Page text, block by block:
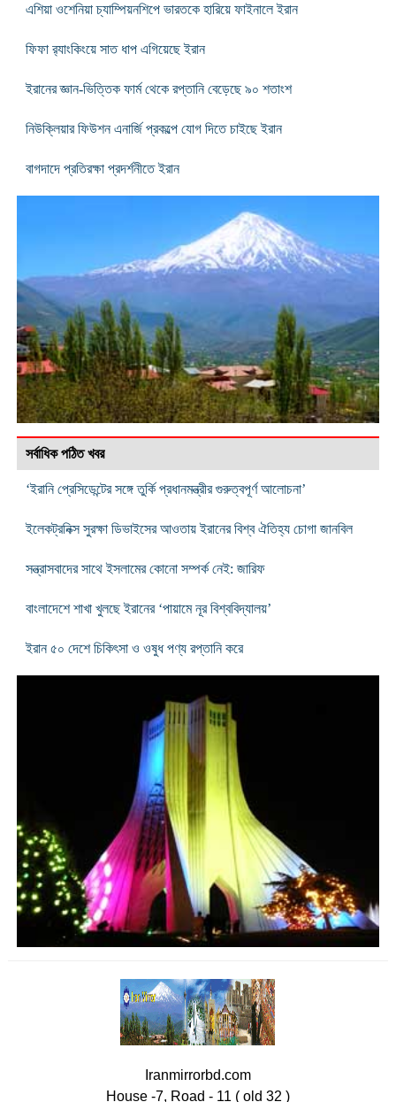
এশিয়া ওশেনিয়া চ্যাম্পিয়নশিপে ভারতকে হারিয়ে ফাইনালে ইরান
ফিফা র‌্যাংকিংয়ে সাত ধাপ এগিয়েছে ইরান
ইরানের জ্ঞান-ভিত্তিক ফার্ম থেকে রপ্তানি বেড়েছে ৯০ শতাংশ
নিউক্লিয়ার ফিউশন এনার্জি প্রকল্পে যোগ দিতে চাইছে ইরান
বাগদাদে প্রতিরক্ষা প্রদর্শনীতে ইরান
সর্বাধিক পঠিত খবর
‘ইরানি প্রেসিডেন্টের সঙ্গে তুর্কি প্রধানমন্ত্রীর গুরুত্বপূর্ণ আলোচনা’
ইলেকট্রনিক্স সুরক্ষা ডিভাইসের আওতায় ইরানের বিশ্ব ঐতিহ্য চোগা জানবিল
সন্ত্রাসবাদের সাথে ইসলামের কোনো সম্পর্ক নেই: জারিফ
বাংলাদেশে শাখা খুলছে ইরানের ‘পায়ামে নূর বিশ্ববিদ্যালয়’
ইরান ৫০ দেশে চিকিৎসা ও ওষুধ পণ্য রপ্তানি করে
Iranmirrorbd.com
House -7, Road - 11 ( old 32 )